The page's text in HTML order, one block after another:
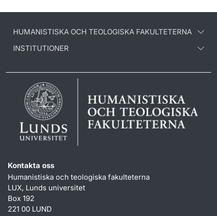
HUMANISTISKA OCH TEOLOGISKA FAKULTETERNA
INSTITUTIONER
Kontakta oss
Humanistiska och teologiska fakulteterna
LUX, Lunds universitet
Box 192
221 00 LUND